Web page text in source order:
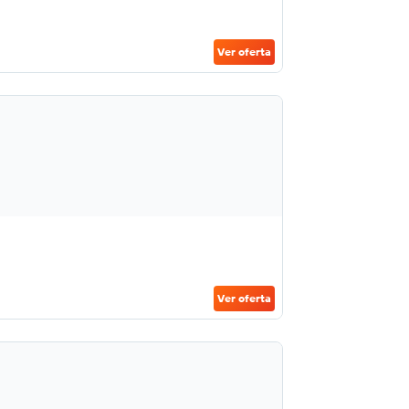
Ver oferta
Ver oferta